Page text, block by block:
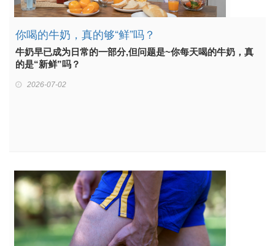
你喝的牛奶，真的够“鲜”吗？
牛奶早已成为日常的一部分,但问题是~你每天喝的牛奶，真
的是“新鲜”吗？
2026-07-02